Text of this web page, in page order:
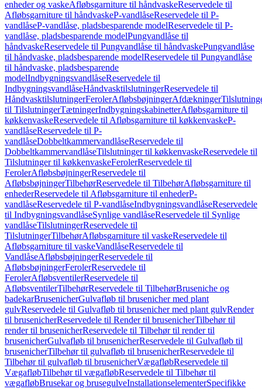
enheder og vaskeAfløbsgarniture til håndvaskeReservedele til
Afløbsgarniture til håndvaskeP-vandlåseReservedele til P-
vandlåseP-vandlåse, pladsbesparende modelReservedele til P-
vandlåse, pladsbesparende modelPungvandlåse til
håndvaskeReservedele til Pungvandlåse til håndvaskePungvandlåse
til håndvaske, pladsbesparende modelReservedele til Pungvandlåse
til håndvaske, pladsbesparende
modelIndbygningsvandlåseReservedele til
IndbygningsvandlåseHåndvasktilslutningerReservedele til
HåndvasktilslutningerFerolerAfløbsbøjningerAfdækninger
til TilslutningerTætningerIndbygningskabinetterAfløbsgarniture til
køkkenvaskeReservedele til Afløbsgarniture til køkkenvaskeP-
vandlåseReservedele til P-
vandlåseDobbeltkammervandlåseReservedele til
DobbeltkammervandlåseTilslutninger til køkkenvaskeReservedele til
Tilslutninger til køkkenvaskeFerolerReservedele til
FerolerAfløbsbøjningerReservedele til
AfløbsbøjningerTilbehørReservedele til TilbehørAfløbsgarniture til
enhederReservedele til Afløbsgarniture til enhederP-
vandlåseReservedele til P-vandlåseIndbygningsvandlåseReservedele
til IndbygningsvandlåseSynlige vandlåseReservedele til Synlige
vandlåseTilslutningerReservedele til
TilslutningerTilbehørAfløbsgarniture til vaskeReservedele til
Afløbsgarniture til vaskeVandlåseReservedele til
VandlåseAfløbsbøjningerReservedele til
AfløbsbøjningerFerolerReservedele til
FerolerAfløbsventilerReservedele til
AfløbsventilerTilbehørReservedele til TilbehørBruseniche og
badekarBrusenicherGulvafløb til brusenicher med plant
gulvReservedele til Gulvafløb til brusenicher med plant gulvRender
til brusenicherReservedele til Render til brusenicherTilbehør til
render til brusenicherReservedele til Tilbehør til render til
brusenicherGulvafløb til brusenicherReservedele til Gulvafløb til
brusenicherTilbehør til gulvafløb til brusenicherReservedele til
Tilbehør til gulvafløb til brusenicherVægafløbReservedele til
VægafløbTilbehør til vægafløbReservedele til Tilbehør til
vægafløbBrusekar og brusegulveInstallationselementerSpecifikke